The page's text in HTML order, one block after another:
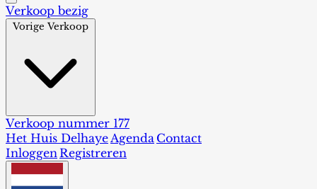
Verkoop bezig
Vorige Verkoop
Verkoop nummer 177
Het Huis DelhayeAgenda Contact
InloggenRegistreren